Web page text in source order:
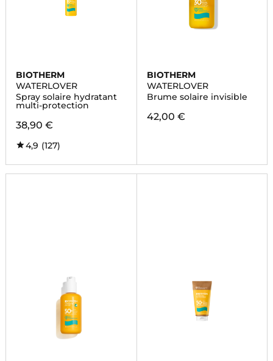
BIOTHERM
WATERLOVER
Spray solaire hydratant
multi-protection
38,90 €
4,9 (127)
BIOTHERM
WATERLOVER
Brume solaire invisible
42,00 €